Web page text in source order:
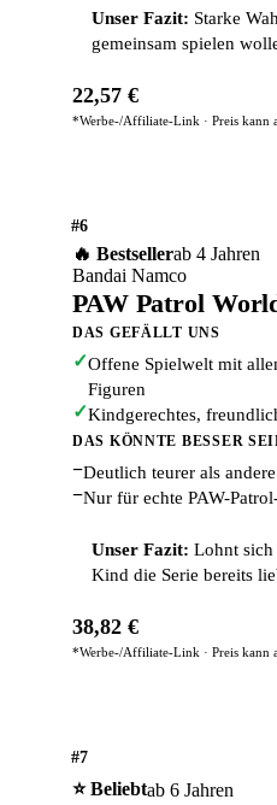
Unser Fazit: Starke
gemeinsam spielen
22,57 €
*Werbe-/Affiliate-Link · Preis kann
#6
🔥 Bestsellerab 4 Jahren
Bandai Namco
PAW Patrol
DAS GEFÄLLT UNS
✓Offene Spielwelt mit
Figuren
✓Kindgerechtes,
DAS KÖNNTE BESSER
−Deutlich teurer als
−Nur für echte PAW-
Unser Fazit: Lohnt
Kind die Serie bereits
38,82 €
*Werbe-/Affiliate-Link · Preis kann
#7
⭐ Beliebtab 6 Jahren